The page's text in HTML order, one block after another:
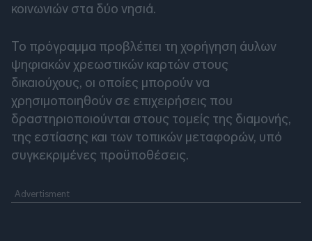
κοινωνιών στα δύο νησιά.
Το πρόγραμμα προβλέπει τη χορήγηση άυλων
ψηφιακών χρεωστικών καρτών στους
δικαιούχους, οι οποίες μπορούν να
χρησιμοποιηθούν σε επιχειρήσεις που
δραστηριοποιούνται στους τομείς της διαμονής,
της εστίασης και των τοπικών μεταφορών, υπό
συγκεκριμένες προϋποθέσεις.